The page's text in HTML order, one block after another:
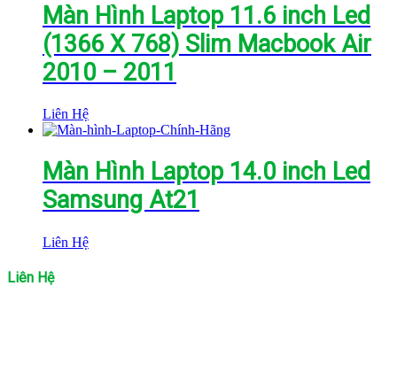
Màn Hình Laptop 11.6 inch Led
(1366 X 768) Slim Macbook Air
2010 – 2011
Liên Hệ
Màn Hình Laptop 14.0 inch Led
Samsung At21
Liên Hệ
Liên Hệ